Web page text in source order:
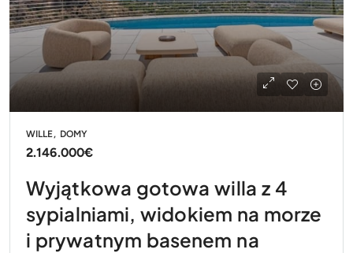
WILLE, DOMY
2.146.000€
Wyjątkowa gotowa willa z 4
sypialniami, widokiem na morze
i prywatnym basenem na